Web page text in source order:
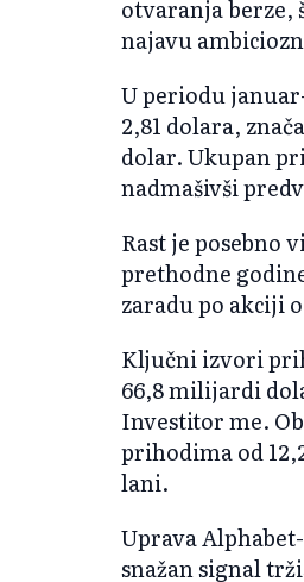
otvaranja berze,
najavu
U periodu
2,81 dolara,
dolar. Ukupan
nadmašivši
Rast je posebno
prethodne
zaradu po akciji
Ključni izvori
66,8 milijardi
Investitor me.
prihodima od
lani.
Uprava
snažan signal